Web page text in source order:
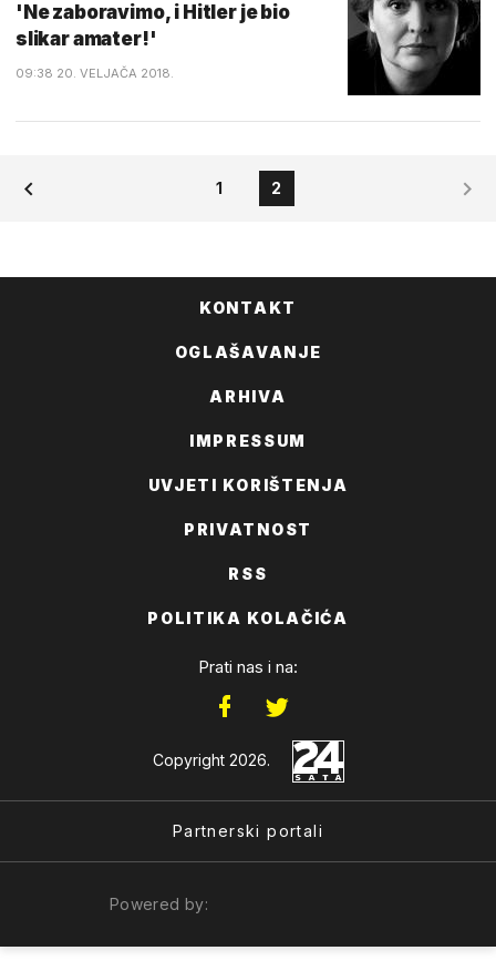
'Ne zaboravimo, i Hitler je bio
slikar amater!'
09:38 20. VELJAČA 2018.
1 2
KONTAKT
OGLAŠAVANJE
ARHIVA
IMPRESSUM
UVJETI KORIŠTENJA
PRIVATNOST
RSS
POLITIKA KOLAČIĆA
Prati nas i na:
Copyright 2026.
Partnerski portali
Powered by: